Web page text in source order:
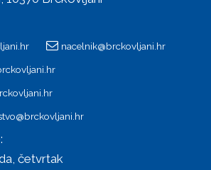
nacelnik@brckovljani.hr
četvrtak